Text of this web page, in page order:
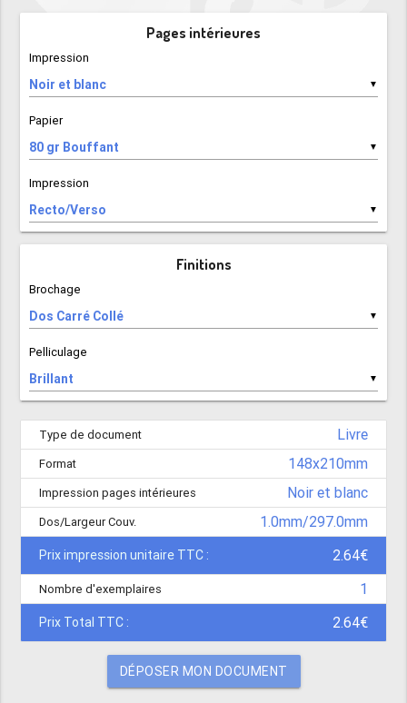
Pages intérieures
Impression
▼
Papier
▼
Impression
▼
Finitions
Brochage
▼
Pelliculage
▼
Type de document Livre
Format 148x210mm
Impression pages intérieures Noir et blanc
Dos/Largeur Couv. 1.0mm/297.0mm
Prix impression unitaire TTC : 2.64€
Nombre d'exemplaires 1
Prix Total TTC : 2.64€
DÉPOSER MON DOCUMENT